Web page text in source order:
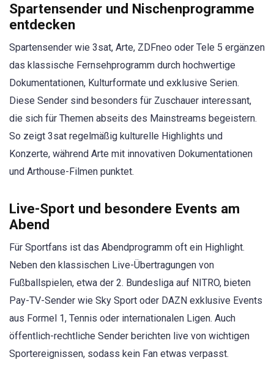
Spartensender und Nischenprogramme
entdecken
Spartensender wie 3sat, Arte, ZDFneo oder Tele 5 ergänzen
das klassische Fernsehprogramm durch hochwertige
Dokumentationen, Kulturformate und exklusive Serien.
Diese Sender sind besonders für Zuschauer interessant,
die sich für Themen abseits des Mainstreams begeistern.
So zeigt 3sat regelmäßig kulturelle Highlights und
Konzerte, während Arte mit innovativen Dokumentationen
und Arthouse-Filmen punktet.
Live-Sport und besondere Events am
Abend
Für Sportfans ist das Abendprogramm oft ein Highlight.
Neben den klassischen Live-Übertragungen von
Fußballspielen, etwa der 2. Bundesliga auf NITRO, bieten
Pay-TV-Sender wie Sky Sport oder DAZN exklusive Events
aus Formel 1, Tennis oder internationalen Ligen. Auch
öffentlich-rechtliche Sender berichten live von wichtigen
Sportereignissen, sodass kein Fan etwas verpasst.